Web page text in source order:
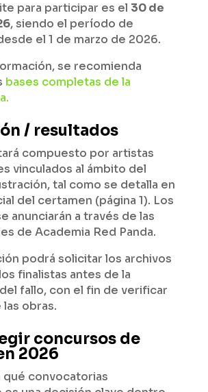
para participar es el 30 de
, siendo el período de
el 1 de marzo de 2026.
se recomienda
bases completas de la
/ resultados
compuesto por artistas
vinculados al ámbito del
tal como se detalla en
del certamen (página 1). Los
anunciarán a través de las
de Academia Red Panda.
podrá solicitar los archivos
finalistas antes de la
fallo, con el fin de verificar
obras.
concursos de
2026
qué convocatorias